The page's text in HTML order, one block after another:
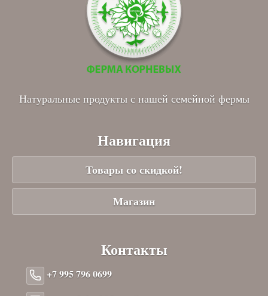
Натуральные продукты с нашей семейной фермы
Навигация
Товары со скидкой!
Магазин
Контакты
+7 995 796 0699